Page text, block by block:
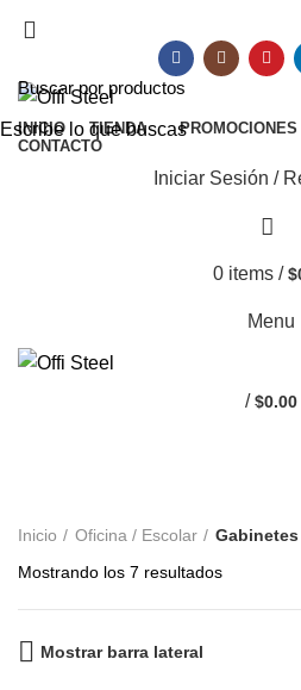
INICIO TIENDA PROMOCIONES
CONTACTO
Iniciar Sesión /
0 items / $
Menu
/ $0.00
Inicio Oficina / Escolar
Gabinetes
Mostrando los 7 resultados
Mostrar barra lateral
Escribe lo que buscas